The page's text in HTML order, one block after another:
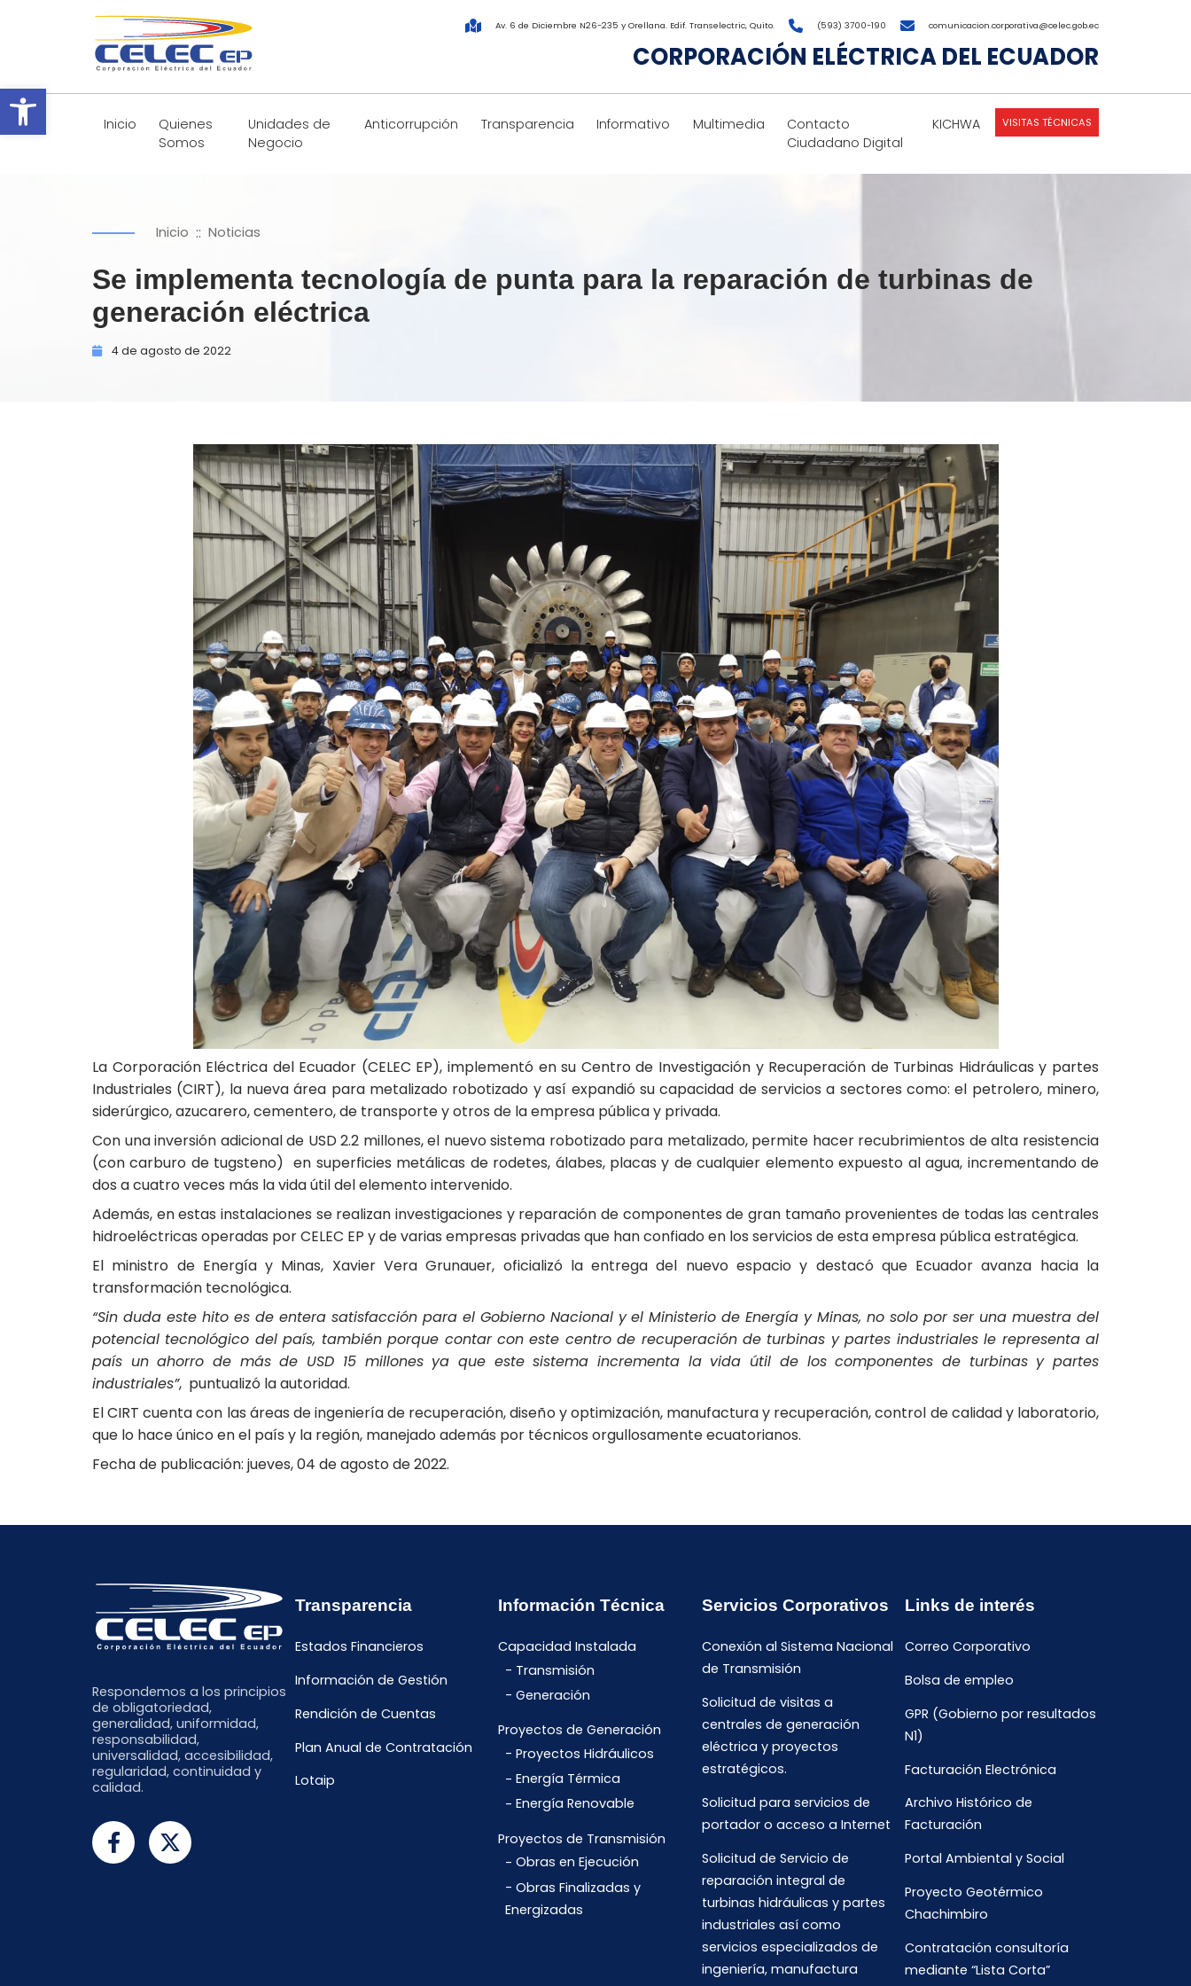
Abrir barra de herramientas
Av. 6 de Diciembre N26-235 y Orellana. Edif. Transelectric, Quito. (593) 3700-190 comunicacion.corporativa@celec.gob.ec
CORPORACIÓN ELÉCTRICA DEL ECUADOR
Inicio
Quienes
Somos
Unidades de
Negocio
Anticorrupción Transparencia Informativo Multimedia
Contacto
Ciudadano Digital
KICHWA VISITAS TÉCNICAS
Inicio :: Noticias
Se implementa tecnología de punta para la reparación de turbinas de
generación eléctrica
4 de agosto de 2022
La Corporación Eléctrica del Ecuador (CELEC EP), implementó en su Centro de Investigación y Recuperación de Turbinas Hidráulicas y partes
Industriales (CIRT), la nueva área para metalizado robotizado y así expandió su capacidad de servicios a sectores como: el petrolero, minero,
siderúrgico, azucarero, cementero, de transporte y otros de la empresa pública y privada.
Con una inversión adicional de USD 2.2 millones, el nuevo sistema robotizado para metalizado, permite hacer recubrimientos de alta resistencia
(con carburo de tugsteno) en superficies metálicas de rodetes, álabes, placas y de cualquier elemento expuesto al agua, incrementando de
dos a cuatro veces más la vida útil del elemento intervenido.
Además, en estas instalaciones se realizan investigaciones y reparación de componentes de gran tamaño provenientes de todas las centrales
hidroeléctricas operadas por CELEC EP y de varias empresas privadas que han confiado en los servicios de esta empresa pública estratégica.
El ministro de Energía y Minas, Xavier Vera Grunauer, oficializó la entrega del nuevo espacio y destacó que Ecuador avanza hacia la
transformación tecnológica.
“Sin duda este hito es de entera satisfacción para el Gobierno Nacional y el Ministerio de Energía y Minas, no solo por ser una muestra del
potencial tecnológico del país, también porque contar con este centro de recuperación de turbinas y partes industriales le representa al
país un ahorro de más de USD 15 millones ya que este sistema incrementa la vida útil de los componentes de turbinas y partes
industriales”, puntualizó la autoridad.
El CIRT cuenta con las áreas de ingeniería de recuperación, diseño y optimización, manufactura y recuperación, control de calidad y laboratorio,
que lo hace único en el país y la región, manejado además por técnicos orgullosamente ecuatorianos.
Fecha de publicación: jueves, 04 de agosto de 2022.
Respondemos a los principios
de obligatoriedad,
generalidad, uniformidad,
responsabilidad,
universalidad, accesibilidad,
regularidad, continuidad y
calidad.
Transparencia
Estados Financieros
Información de Gestión
Rendición de Cuentas
Plan Anual de Contratación
Lotaip
Información Técnica
Capacidad Instalada
Transmisión
Generación
Proyectos de Generación
Proyectos Hidráulicos
Energía Térmica
Energía Renovable
Proyectos de Transmisión
Obras en Ejecución
Obras Finalizadas y
Energizadas
Servicios Corporativos
Conexión al Sistema Nacional
de Transmisión
Solicitud de visitas a
centrales de generación
eléctrica y proyectos
estratégicos.
Solicitud para servicios de
portador o acceso a Internet
Solicitud de Servicio de
reparación integral de
turbinas hidráulicas y partes
industriales así como
servicios especializados de
ingeniería, manufactura
Links de interés
Correo Corporativo
Bolsa de empleo
GPR (Gobierno por resultados
N1)
Facturación Electrónica
Archivo Histórico de
Facturación
Portal Ambiental y Social
Proyecto Geotérmico
Chachimbiro
Contratación consultoría
mediante “Lista Corta”